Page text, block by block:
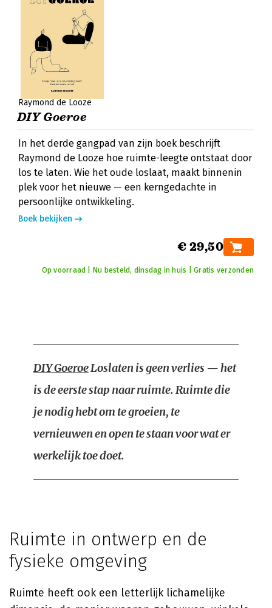
Raymond de Looze
DIY Goeroe
In het derde gangpad van zijn boek beschrijft
Raymond de Looze hoe ruimte-leegte ontstaat door
los te laten. Wie het oude loslaat, maakt binnenin
plek voor het nieuwe — een kerngedachte in
persoonlijke ontwikkeling.
Boek bekijken
€ 29,50
Op voorraad | Nu besteld, dinsdag in huis | Gratis verzonden
DIY GoeroeLoslaten is geen verlies — het
is de eerste stap naar ruimte. Ruimte die
je nodig hebt om te groeien, te
vernieuwen en open te staan voor wat er
werkelijk toe doet.
Ruimte in ontwerp en de
fysieke omgeving
Ruimte heeft ook een letterlijk lichamelijke